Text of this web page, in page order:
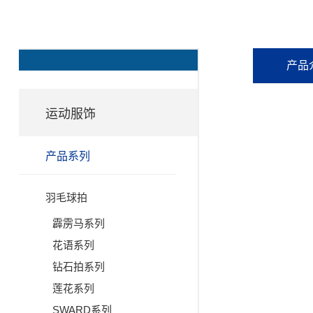
产品
运动服饰
产品系列
羽毛球拍
霹雳马系列
花语系列
钻石拍系列
莲花系列
SWARD系列